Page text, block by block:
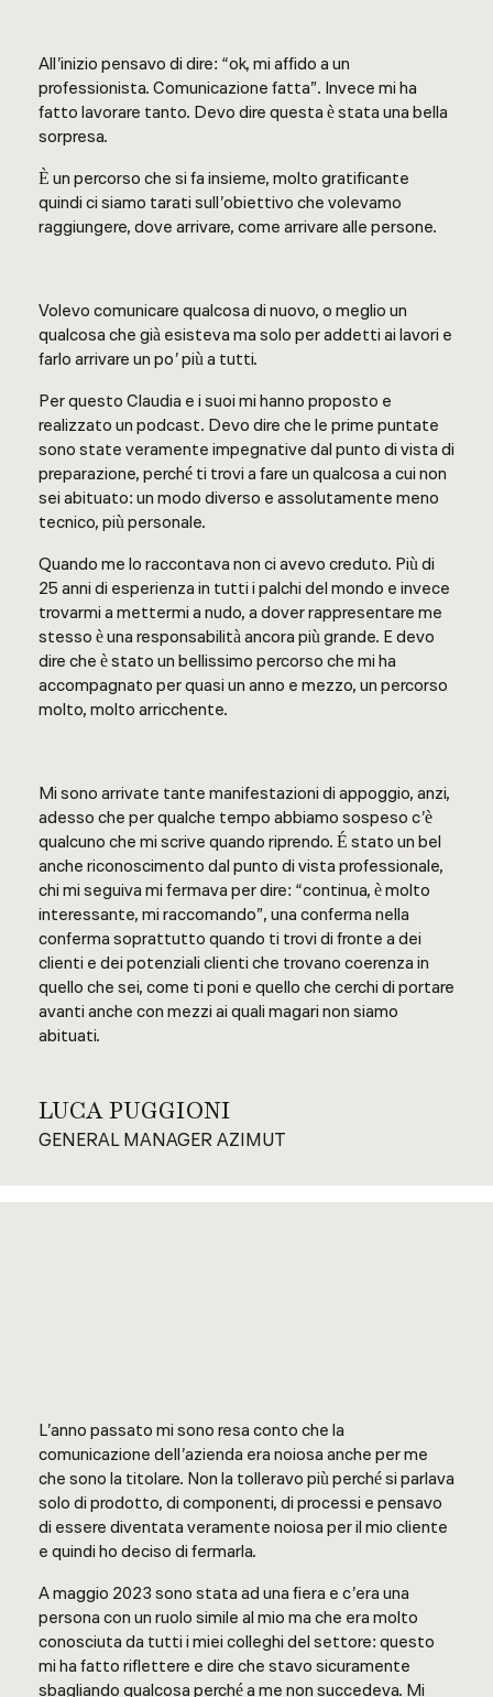
All’inizio pensavo di dire: “ok, mi affido a un
professionista. Comunicazione fatta”. Invece mi ha
fatto lavorare tanto. Devo dire questa è stata una bella
sorpresa.
È un percorso che si fa insieme, molto gratificante
quindi ci siamo tarati sull’obiettivo che volevamo
raggiungere, dove arrivare, come arrivare alle persone.
Volevo comunicare qualcosa di nuovo, o meglio un
qualcosa che già esisteva ma solo per addetti ai lavori e
farlo arrivare un po’ più a tutti.
Per questo Claudia e i suoi mi hanno proposto e
realizzato un podcast. Devo dire che le prime puntate
sono state veramente impegnative dal punto di vista di
preparazione, perché ti trovi a fare un qualcosa a cui non
sei abituato: un modo diverso e assolutamente meno
tecnico, più personale.
Quando me lo raccontava non ci avevo creduto. Più di
25 anni di esperienza in tutti i palchi del mondo e invece
trovarmi a mettermi a nudo, a dover rappresentare me
stesso è una responsabilità ancora più grande. E devo
dire che è stato un bellissimo percorso che mi ha
accompagnato per quasi un anno e mezzo, un percorso
molto, molto arricchente.
Mi sono arrivate tante manifestazioni di appoggio, anzi,
adesso che per qualche tempo abbiamo sospeso c’è
qualcuno che mi scrive quando riprendo. É stato un bel
anche riconoscimento dal punto di vista professionale,
chi mi seguiva mi fermava per dire: “continua, è molto
interessante, mi raccomando”, una conferma nella
conferma soprattutto quando ti trovi di fronte a dei
clienti e dei potenziali clienti che trovano coerenza in
quello che sei, come ti poni e quello che cerchi di portare
avanti anche con mezzi ai quali magari non siamo
abituati.
LUCA PUGGIONI
GENERAL MANAGER AZIMUT
L’anno passato mi sono resa conto che la
comunicazione dell’azienda era noiosa anche per me
che sono la titolare. Non la tolleravo più perché si parlava
solo di prodotto, di componenti, di processi e pensavo
di essere diventata veramente noiosa per il mio cliente
e quindi ho deciso di fermarla.
A maggio 2023 sono stata ad una fiera e c’era una
persona con un ruolo simile al mio ma che era molto
conosciuta da tutti i miei colleghi del settore: questo
mi ha fatto riflettere e dire che stavo sicuramente
sbagliando qualcosa perché a me non succedeva. Mi